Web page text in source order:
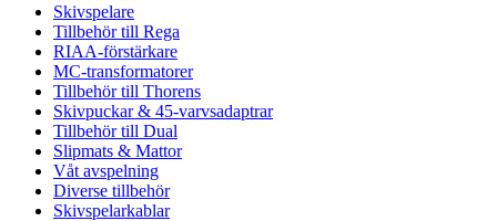
Skivspelare
Tillbehör till Rega
RIAA-förstärkare
MC-transformatorer
Tillbehör till Thorens
Skivpuckar & 45-varvsadaptrar
Tillbehör till Dual
Slipmats & Mattor
Våt avspelning
Diverse tillbehör
Skivspelarkablar